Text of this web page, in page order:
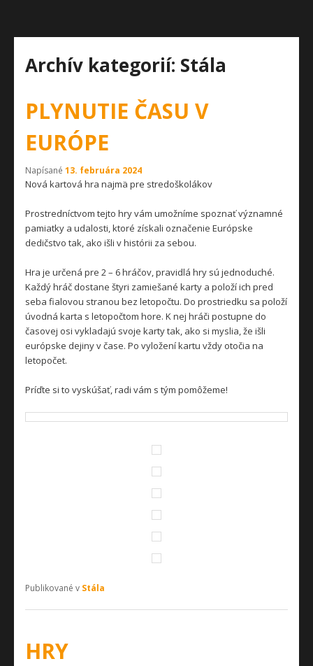
Archív kategorií: Stála
PLYNUTIE ČASU V
EURÓPE
Napísané13. februára 2024
Nová kartová hra najmä pre stredoškolákov
Prostredníctvom tejto hry vám umožníme spoznať významné
pamiatky a udalosti, ktoré získali označenie Európske
dedičstvo tak, ako išli v histórii za sebou.
Hra je určená pre 2 – 6 hráčov, pravidlá hry sú jednoduché.
Každý hráč dostane štyri zamiešané karty a položí ich pred
seba fialovou stranou bez letopočtu. Do prostriedku sa položí
úvodná karta s letopočtom hore. K nej hráči postupne do
časovej osi vykladajú svoje karty tak, ako si myslia, že išli
európske dejiny v čase. Po vyložení kartu vždy otočia na
letopočet.
Príďte si to vyskúšať, radi vám s tým pomôžeme!
Publikované v Stála
HRY